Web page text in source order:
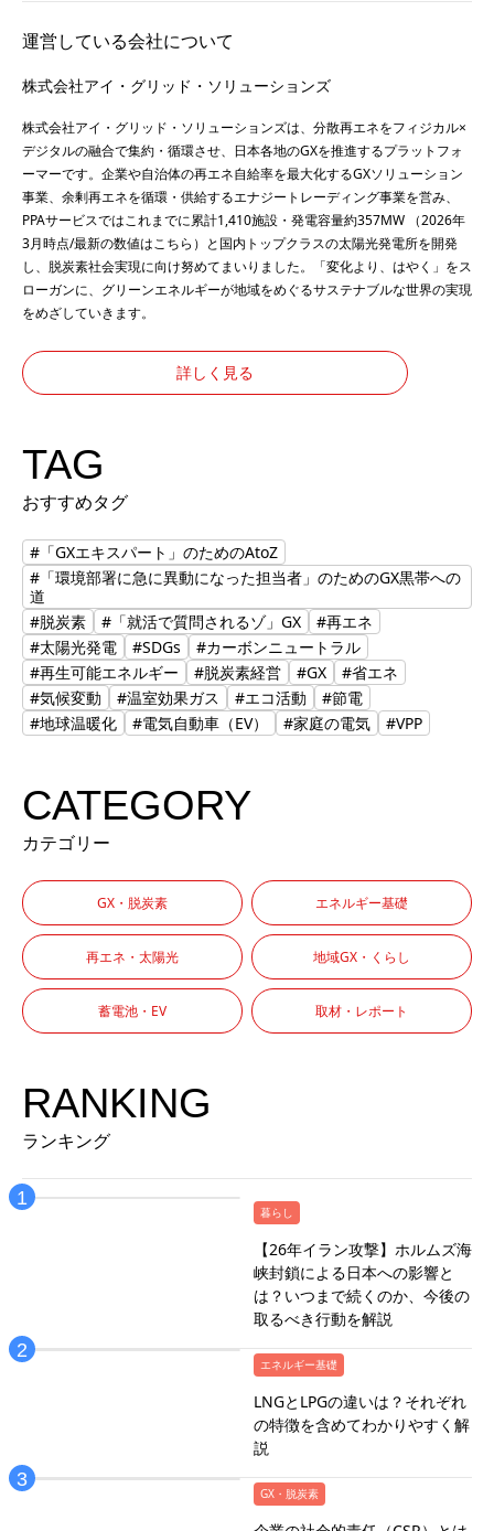
運営している会社について
株式会社アイ・グリッド・ソリューションズ
株式会社アイ・グリッド・ソリューションズは、分散再エネをフィジカル×
デジタルの融合で集約・循環させ、日本各地のGXを推進するプラットフォ
ーマーです。企業や自治体の再エネ自給率を最大化するGXソリューション
事業、余剰再エネを循環・供給するエナジートレーディング事業を営み、
PPAサービスではこれまでに累計1,410施設・発電容量約357MW （2026年
3月時点/最新の数値はこちら ）と国内トップクラスの太陽光発電所を開発
し、脱炭素社会実現に向け努めてまいりました。「変化より、はやく」をス
ローガンに、グリーンエネルギーが地域をめぐるサステナブルな世界の実現
をめざしていきます。
詳しく見る
TAG
おすすめタグ
#「GXエキスパート」のためのAtoZ
#「環境部署に急に異動になった担当者」のためのGX黒帯への
道
#脱炭素
#「就活で質問されるゾ」GX
#再エネ
#太陽光発電
#SDGs
#カーボンニュートラル
#再生可能エネルギー
#脱炭素経営 #GX
#省エネ
#気候変動
#温室効果ガス #エコ活動
#節電
#地球温暖化
#電気自動車（EV） #家庭の電気 #VPP
CATEGORY
カテゴリー
GX・脱炭素 エネルギー基礎
再エネ・太陽光 地域GX・くらし
蓄電池・EV 取材・レポート
RANKING
ランキング
暮らし
【26年イラン攻撃】ホルムズ海
峡封鎖による日本への影響と
は？いつまで続くのか、今後の
取るべき行動を解説
エネルギー基礎
LNGとLPGの違いは？それぞれ
の特徴を含めてわかりやすく解
説
GX・脱炭素